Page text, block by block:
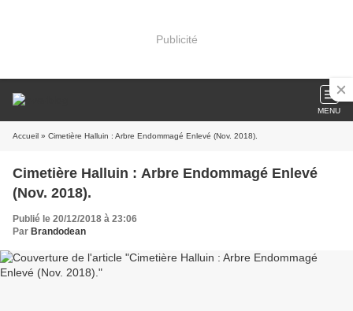
Publicité
MENU
Accueil » Cimetière Halluin : Arbre Endommagé Enlevé (Nov. 2018).
Cimetière Halluin : Arbre Endommagé Enlevé
(Nov. 2018).
Publié le 20/12/2018 à 23:06
Par Brandodean